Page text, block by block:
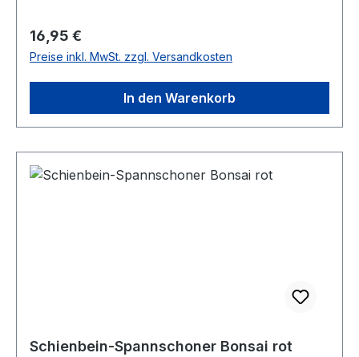
Regulärer Preis:
16,95 €
Preise inkl. MwSt. zzgl. Versandkosten
In den Warenkorb
Schienbein-Spannschoner Bonsai rot